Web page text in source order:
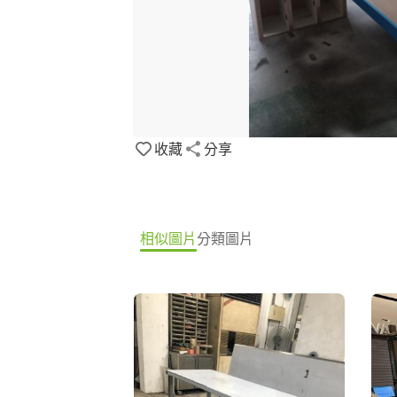
收藏 分享
相似圖片分類圖片